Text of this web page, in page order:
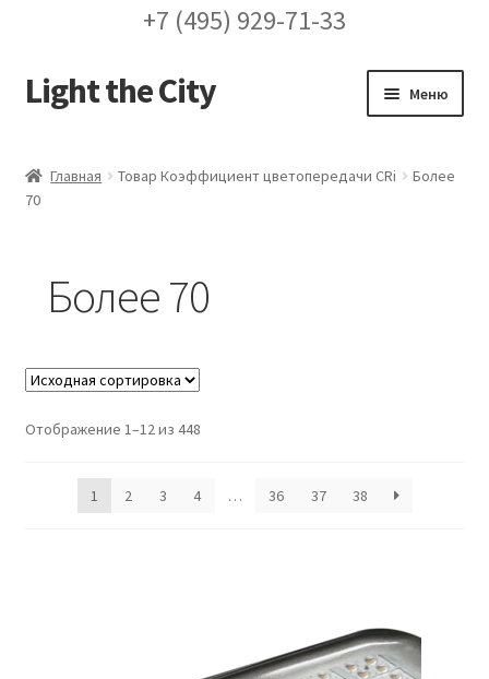
+7 (495) 929-71-33
Перейти
к
Перейти
к
Light the City Меню
FAQ про кронштейны
Галерея
Доставка и оплата
Заказ проекта освещения
Контакты
Главная Товар Коэффициент цветопередачи CRi
Более
70
Более 70
Отображение 1–12 из 448
1 2 3 4 … 36 37 38